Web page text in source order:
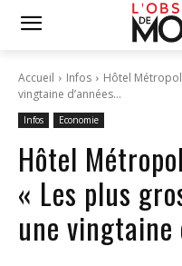
Accueil Infos
Hôtel
vingtaine d’années...
Infos Economie
Hôtel
« Les plus
une vingtaine